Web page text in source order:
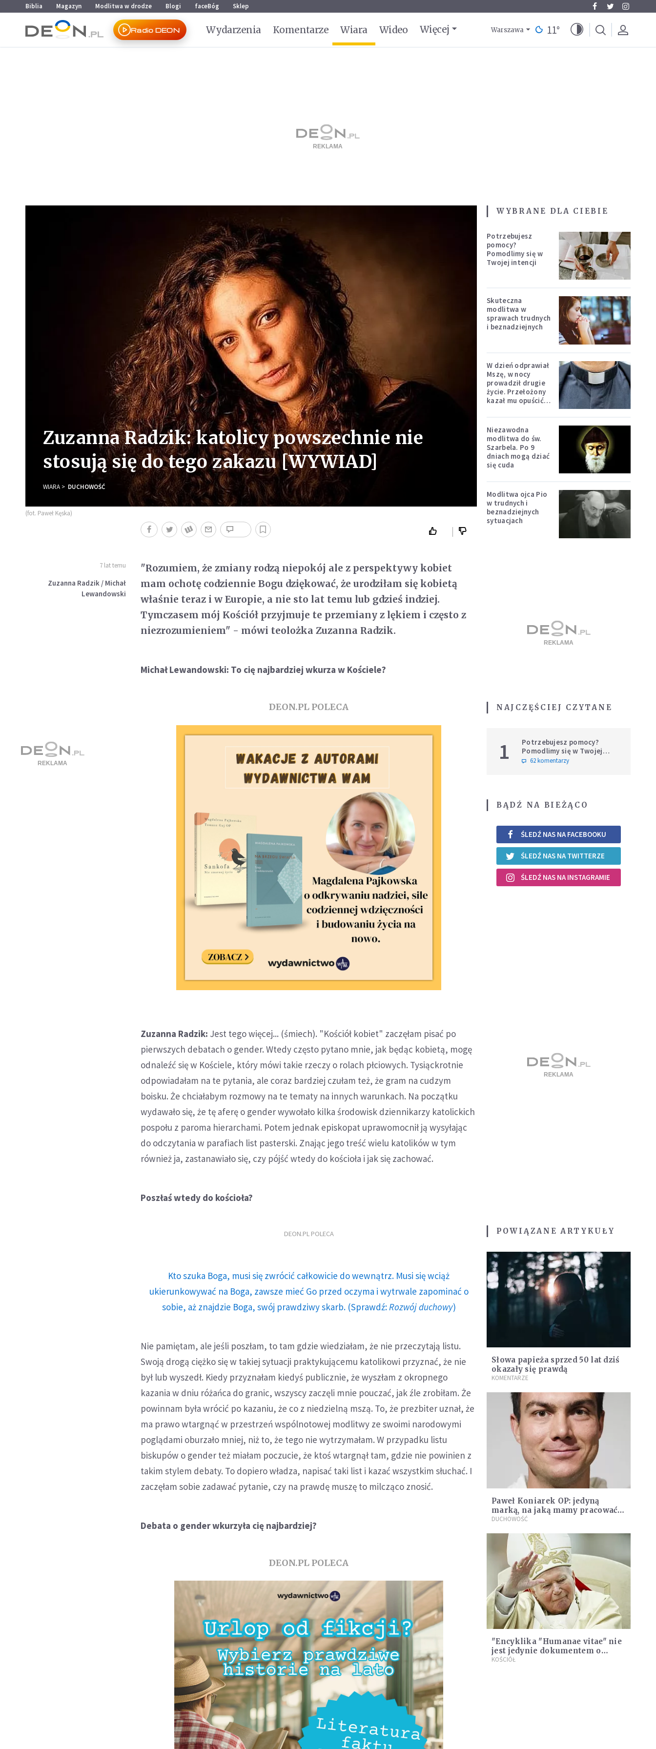
Przejdź do menu głównego
Przejdź do treści
Biblia Magazyn Modlitwa w drodze Blogi faceBóg Sklep
Radio DEON Wydarzenia Komentarze Wiara Wideo Więcej Warszawa 11°
Zuzanna Radzik: katolicy powszechnie nie
stosują się do tego zakazu [WYWIAD]
WIARA DUCHOWOŚĆ
(fot. Paweł Kęska)
7 lat temu
Zuzanna Radzik / Michał
Lewandowski
"Rozumiem, że zmiany rodzą niepokój ale z perspektywy kobiet
mam ochotę codziennie Bogu dziękować, że urodziłam się kobietą
właśnie teraz i w Europie, a nie sto lat temu lub gdzieś indziej.
Tymczasem mój Kościół przyjmuje te przemiany z lękiem i często z
niezrozumieniem" - mówi teolożka Zuzanna Radzik.
Michał Lewandowski: To cię najbardziej wkurza w Kościele?
DEON.PL POLECA
Zuzanna Radzik: Jest tego więcej... (śmiech). "Kościół kobiet" zaczęłam pisać po
pierwszych debatach o gender. Wtedy często pytano mnie, jak będąc kobietą, mogę
odnaleźć się w Kościele, który mówi takie rzeczy o rolach płciowych. Tysiąckrotnie
odpowiadałam na te pytania, ale coraz bardziej czułam też, że gram na cudzym
boisku. Że chciałabym rozmowy na te tematy na innych warunkach. Na początku
wydawało się, że tę aferę o gender wywołało kilka środowisk dziennikarzy katolickich
pospołu z paroma hierarchami. Potem jednak episkopat uprawomocnił ją wysyłając
do odczytania w parafiach list pasterski. Znając jego treść wielu katolików w tym
również ja, zastanawiało się, czy pójść wtedy do kościoła i jak się zachować.
Poszłaś wtedy do kościoła?
DEON.PL POLECA
Kto szuka Boga, musi się zwrócić całkowicie do wewnątrz. Musi się wciąż
ukierunkowywać na Boga, zawsze mieć Go przed oczyma i wytrwale zapominać o
sobie, aż znajdzie Boga, swój prawdziwy skarb. (Sprawdź: Rozwój duchowy)
Nie pamiętam, ale jeśli poszłam, to tam gdzie wiedziałam, że nie przeczytają listu.
Swoją drogą ciężko się w takiej sytuacji praktykującemu katolikowi przyznać, że nie
był lub wyszedł. Kiedy przyznałam kiedyś publicznie, że wyszłam z okropnego
kazania w dniu różańca do granic, wszyscy zaczęli mnie pouczać, jak źle zrobiłam. Że
powinnam była wrócić po kazaniu, że co z niedzielną mszą. To, że prezbiter uznał, że
ma prawo wtargnąć w przestrzeń wspólnotowej modlitwy ze swoimi narodowymi
poglądami oburzało mniej, niż to, że tego nie wytrzymałam. W przypadku listu
biskupów o gender też miałam poczucie, że ktoś wtargnął tam, gdzie nie powinien z
takim stylem debaty. To dopiero władza, napisać taki list i kazać wszystkim słuchać. I
zaczęłam sobie zadawać pytanie, czy na prawdę muszę to milcząco znosić.
Debata o gender wkurzyła cię najbardziej?
DEON.PL POLECA
WYBRANE DLA CIEBIE
Potrzebujesz
pomocy?
Pomodlimy się w
Twojej intencji
Skuteczna
modlitwa w
sprawach trudnych
i beznadziejnych
W dzień odprawiał
Mszę, w nocy
prowadził drugie
życie. Przełożony
kazał mu opuścić
Niezawodna
modlitwa do św.
Szarbela. Po 9
dniach mogą dziać
się cuda
Modlitwa ojca Pio
w trudnych i
beznadziejnych
sytuacjach
NAJCZĘŚCIEJ CZYTANE
1
Potrzebujesz pomocy?
Pomodlimy się w Twojej
intencji
62 komentarzy
BĄDŹ NA BIEŻĄCO
ŚLEDŹ NAS NA FACEBOOKU
ŚLEDŹ NAS NA TWITTERZE
ŚLEDŹ NAS NA INSTAGRAMIE
POWIĄZANE ARTYKUŁY
Słowa papieża sprzed 50 lat dziś
okazały się prawdą
KOMENTARZE
Paweł Koniarek OP: jedyną
marką, na jaką mamy pracować
w Kościele, jest Jezus Chrystus
DUCHOWOŚĆ
"Encyklika "Humanae vitae" nie
jest jedynie dokumentem o
antykoncepcji" [WYWIAD]
KOŚCIÓŁ